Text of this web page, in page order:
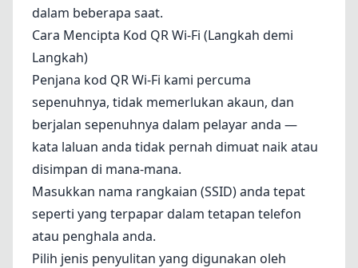
dalam beberapa saat.
Cara Mencipta Kod QR Wi-Fi (Langkah demi
Langkah)
Penjana kod QR Wi-Fi kami percuma
sepenuhnya, tidak memerlukan akaun, dan
berjalan sepenuhnya dalam pelayar anda —
kata laluan anda tidak pernah dimuat naik atau
disimpan di mana-mana.
Masukkan nama rangkaian (SSID) anda tepat
seperti yang terpapar dalam tetapan telefon
atau penghala anda.
Pilih jenis penyulitan yang digunakan oleh